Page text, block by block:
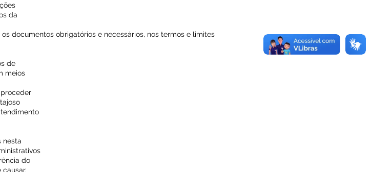
da
documentos obrigatórios e necessários, nos termos e limites
de
meios
nesta
do